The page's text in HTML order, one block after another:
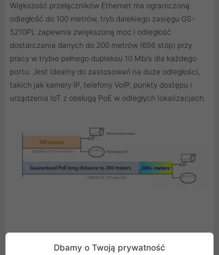
Większość przełączników Ethernet ma ograniczoną
odległość do 100 metrów, tryb dalekiego zasięgu GS-
5210PL zapewnia zwiększoną moc i odległość
dostarczania danych do 200 metrów (656 stóp) przy
pracy w trybie pełnego dupleksu 10 Mb/s dla każdego
portu. Jest idealny do zastosowań na duże odległości,
takich jak kamery IP, telefony VoIP, punkty dostępu i
urządzenia IoT z obsługą PoE w odległych lokalizacjach.
4-cyfrowy wyświetlacz LED
Dbamy o Twoją prywatność